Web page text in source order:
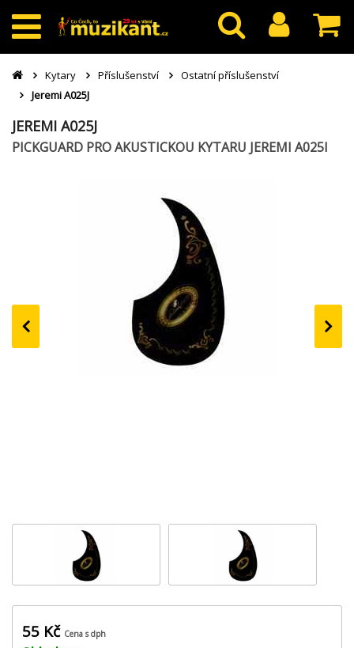
Kytary Příslušenství
Ostatní příslušenství
Jeremi A025J
JEREMI A025J
PICKGUARD PRO AKUSTICKOU KYTARU JEREMI A025I
55 Kč Cena s dph